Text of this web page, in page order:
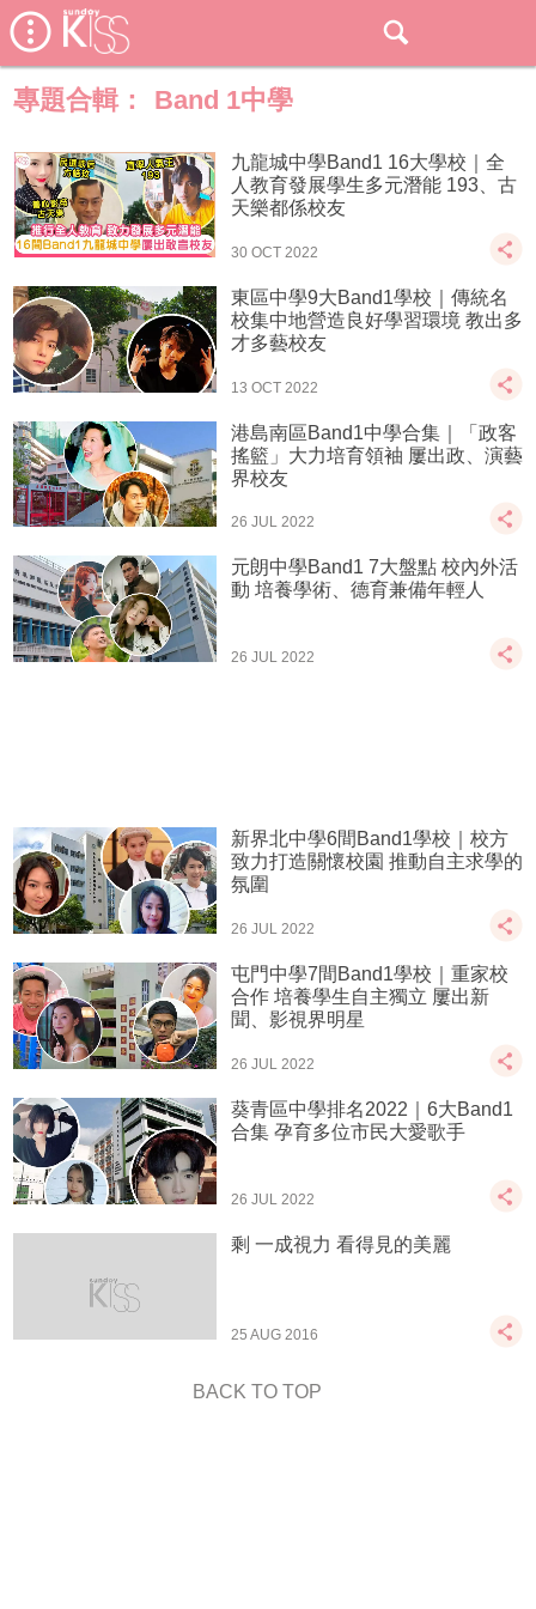
專題合輯： Band 1中學
九龍城中學Band1 16大學校｜全
人教育發展學生多元潛能 193、古
天樂都係校友
30 OCT 2022
東區中學9大Band1學校｜傳統名
校集中地營造良好學習環境 教出多
才多藝校友
13 OCT 2022
港島南區Band1中學合集｜「政客
搖籃」大力培育領袖 屢出政、演藝
界校友
26 JUL 2022
元朗中學Band1 7大盤點 校內外活
動 培養學術、德育兼備年輕人
26 JUL 2022
新界北中學6間Band1學校｜校方
致力打造關懷校園 推動自主求學的
氛圍
26 JUL 2022
屯門中學7間Band1學校｜重家校
合作 培養學生自主獨立 屢出新
聞、影視界明星
26 JUL 2022
葵青區中學排名2022｜6大Band1
合集 孕育多位市民大愛歌手
26 JUL 2022
剩 一成視力 看得見的美麗
25 AUG 2016
BACK TO TOP